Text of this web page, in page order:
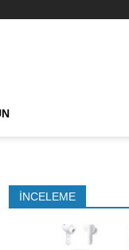
İNCELEME